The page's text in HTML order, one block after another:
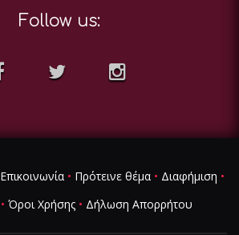
Follow us:
Επικοινωνία• Πρότεινε θέμα• Διαφήμιση •
• Όροι Χρήσης • Δήλωση Απορρήτου